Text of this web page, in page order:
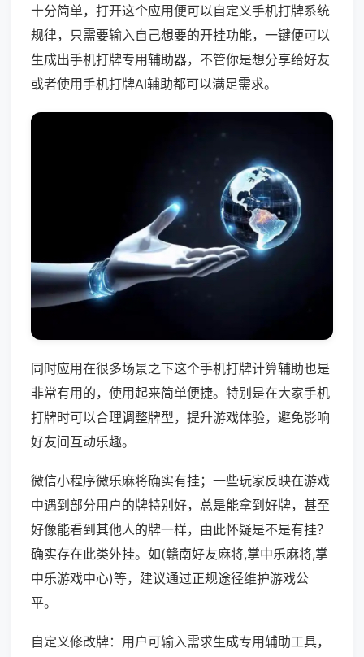
十分简单，打开这个应用便可以自定义手机打牌系统
规律，只需要输入自己想要的开挂功能，一键便可以
生成出手机打牌专用辅助器，不管你是想分享给好友
或者使用手机打牌AI辅助都可以满足需求。
同时应用在很多场景之下这个手机打牌计算辅助也是
非常有用的，使用起来简单便捷。特别是在大家手机
打牌时可以合理调整牌型，提升游戏体验，避免影响
好友间互动乐趣。
微信小程序微乐麻将确实有挂；一些玩家反映在游戏
中遇到部分用户的牌特别好，总是能拿到好牌，甚至
好像能看到其他人的牌一样，由此怀疑是不是有挂？
确实存在此类外挂。如(赣南好友麻将,掌中乐麻将,掌
中乐游戏中心)等，建议通过正规途径维护游戏公
平。
自定义修改牌：用户可输入需求生成专用辅助工具，